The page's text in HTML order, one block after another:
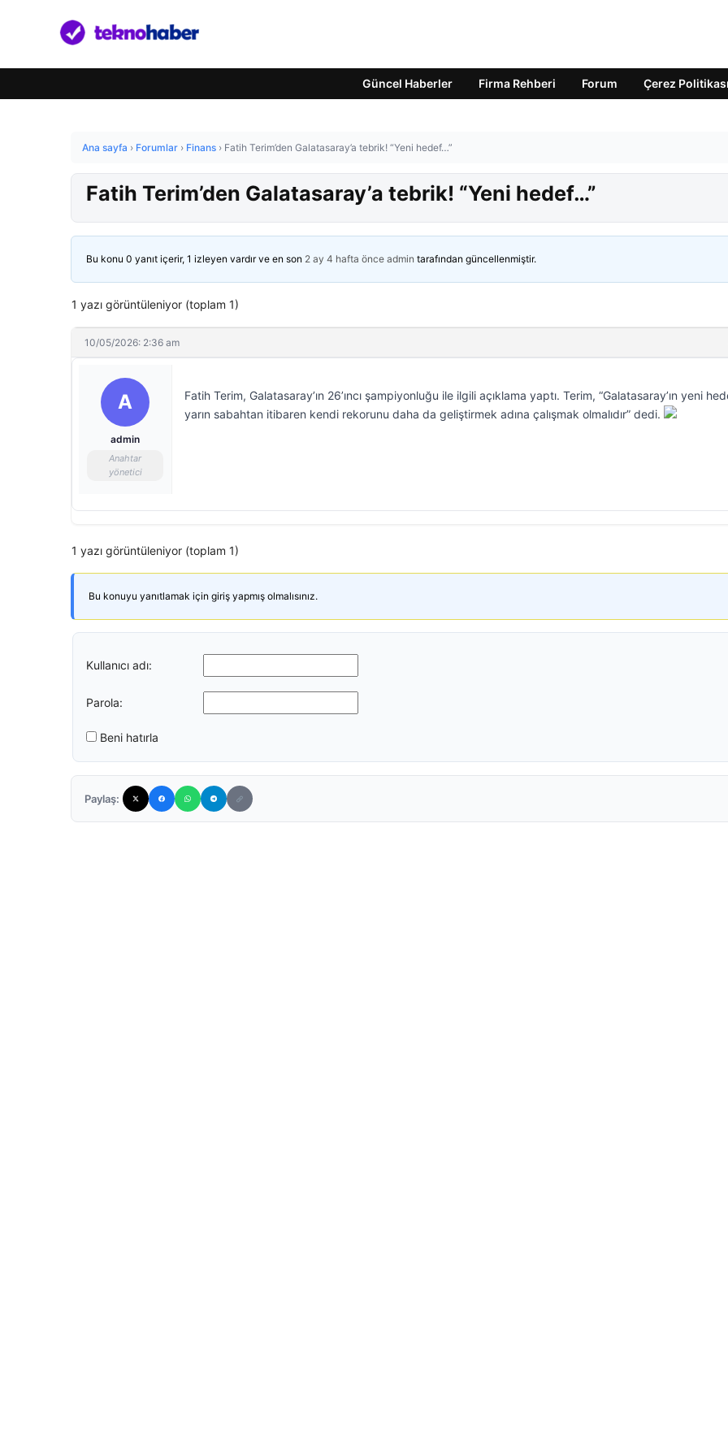
Güncel Haberler Firma Rehberi Forum Çerez Politikası
Ana sayfa › Forumlar › Finans › Fatih Terim’den Galatasaray’a tebrik! “Yeni hedef…”
Fatih Terim’den Galatasaray’a tebrik! “Yeni hedef…”
Bu konu 0 yanıt içerir, 1 izleyen vardır ve en son 2 ay 4 hafta önce admin tarafından güncellenmiştir.
1 yazı görüntüleniyor (toplam 1)
10/05/2026: 2:36 am
A
admin
Anahtar
yönetici
Fatih Terim, Galatasaray’ın 26’ıncı şampiyonluğu ile ilgili açıklama yaptı. Terim, “Galatasaray’ın yeni
yarın sabahtan itibaren kendi rekorunu daha da geliştirmek adına çalışmak olmalıdır” dedi.
1 yazı görüntüleniyor (toplam 1)
Bu konuyu yanıtlamak için giriş yapmış olmalısınız.
Kullanıcı adı:
Parola:
Beni hatırla
Paylaş: